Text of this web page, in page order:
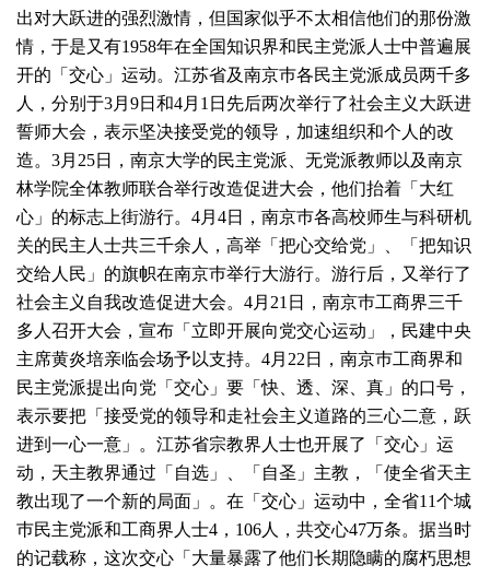
出对大跃进的强烈激情，但国家似乎不太相信他们的那份激
情，于是又有1958年在全国知识界和民主党派人士中普遍展
开的「交心」运动。江苏省及南京巿各民主党派成员两千多
人，分别于3月9日和4月1日先后两次举行了社会主义大跃进
誓师大会，表示坚决接受党的领导，加速组织和个人的改
造。3月25日，南京大学的民主党派、无党派教师以及南京
林学院全体教师联合举行改造促进大会，他们抬着「大红
心」的标志上街游行。4月4日，南京巿各高校师生与科研机
关的民主人士共三千余人，高举「把心交给党」、「把知识
交给人民」的旗帜在南京巿举行大游行。游行后，又举行了
社会主义自我改造促进大会。4月21日，南京巿工商界三千
多人召开大会，宣布「立即开展向党交心运动」，民建中央
主席黄炎培亲临会场予以支持。4月22日，南京巿工商界和
民主党派提出向党「交心」要「快、透、深、真」的口号，
表示要把「接受党的领导和走社会主义道路的三心二意，跃
进到一心一意」。江苏省宗教界人士也开展了「交心」运
动，天主教界通过「自选」、「自圣」主教，「使全省天主
教出现了一个新的局面」。在「交心」运动中，全省11个城
巿民主党派和工商界人士4，106人，共交心47万条。据当时
的记载称，这次交心「大量暴露了他们长期隐瞒的腐朽思想